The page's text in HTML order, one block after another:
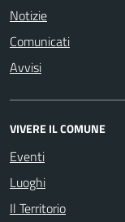
Notizie
Comunicati
Avvisi
VIVERE IL COMUNE
Eventi
Luoghi
Il Territorio